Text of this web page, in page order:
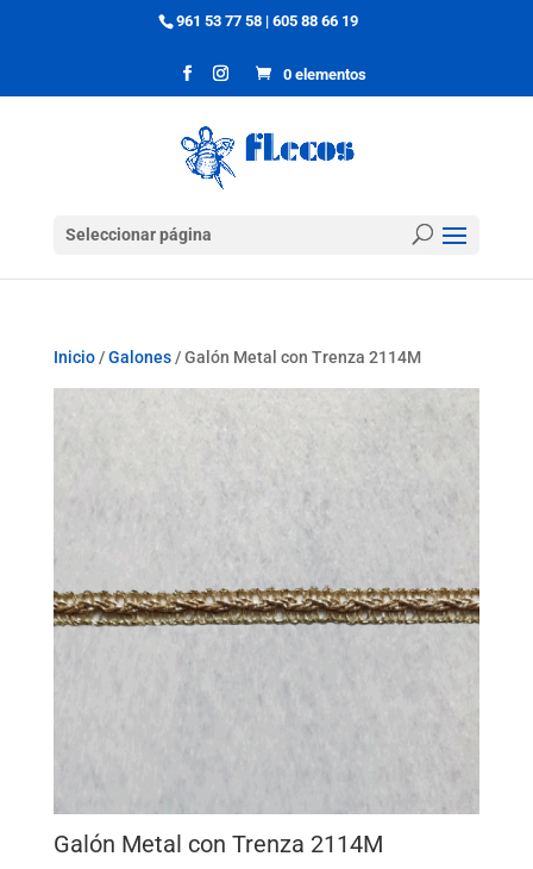
961 53 77 58 |605 88 66 19
0 elementos
Seleccionar página
Inicio/Galones/ Galón Metal con Trenza 2114M
Galón Metal con Trenza 2114M